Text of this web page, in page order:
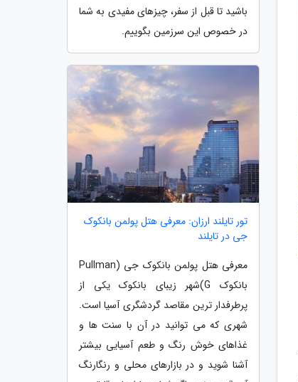
باشید تا قبل از سفر، چیزهای مفیدی به شما
در خصوص این سرزمین بگوییم.
تور تایلند ارزان: معرفی هتل پولمن بانکوک
جی در تایلند
معرفی هتل پولمن بانکوک جی (Pullman
بانکوک G)شهر زیبای بانکوک یکی از
پرطرفدار ترین مقاصد گردشگری آسیا است.
شهری که می توانید در آن با سنت ها و
غذاهای خوش رنگ و طعم آسیایی بیشتر
آشنا شوید و در بازارهای محلی و رنگارنگ